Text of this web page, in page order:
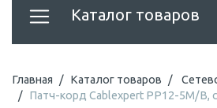
Каталог товаров
Главная Каталог товаров
Патч-корд Cablexpert PP12-5M/B,